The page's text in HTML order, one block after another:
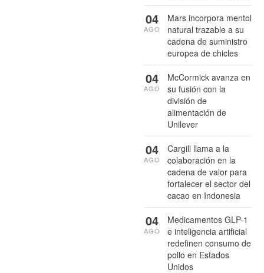
Mars incorpora mentol
natural trazable a su
cadena de suministro
europea de chicles
04
AGO
McCormick avanza en
su fusión con la
división de
alimentación de
Unilever
04
AGO
Cargill llama a la
colaboración en la
cadena de valor para
fortalecer el sector del
cacao en Indonesia
04
AGO
Medicamentos GLP-1
e inteligencia artificial
redefinen consumo de
pollo en Estados
Unidos
04
AGO